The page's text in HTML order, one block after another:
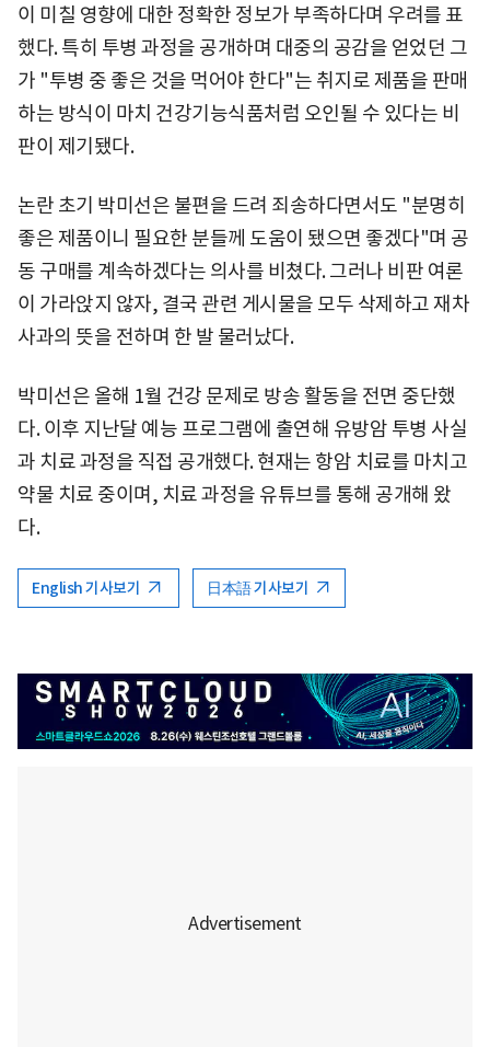
이 미칠 영향에 대한 정확한 정보가 부족하다며 우려를 표
했다. 특히 투병 과정을 공개하며 대중의 공감을 얻었던 그
가 "투병 중 좋은 것을 먹어야 한다"는 취지로 제품을 판매
하는 방식이 마치 건강기능식품처럼 오인될 수 있다는 비
판이 제기됐다.
논란 초기 박미선은 불편을 드려 죄송하다면서도 "분명히
좋은 제품이니 필요한 분들께 도움이 됐으면 좋겠다"며 공
동 구매를 계속하겠다는 의사를 비쳤다. 그러나 비판 여론
이 가라앉지 않자, 결국 관련 게시물을 모두 삭제하고 재차
사과의 뜻을 전하며 한 발 물러났다.
박미선은 올해 1월 건강 문제로 방송 활동을 전면 중단했
다. 이후 지난달 예능 프로그램에 출연해 유방암 투병 사실
과 치료 과정을 직접 공개했다. 현재는 항암 치료를 마치고
약물 치료 중이며, 치료 과정을 유튜브를 통해 공개해 왔
다.
English 기사보기 日本語 기사보기